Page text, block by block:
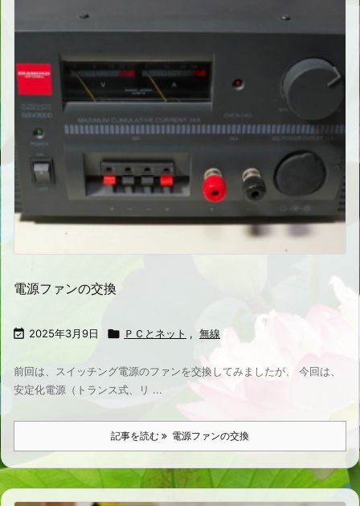
電源ファンの交換
 2025年3月9日  ＰＣとネット , 無線
前回は、スイッチング電源のファンを交換してみましたが、 今回は、
安定化電源（トランス式、リ ...
記事を読む 電源ファンの交換